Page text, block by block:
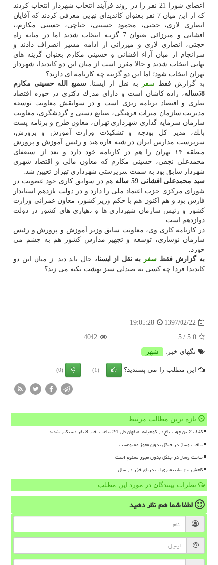
اعضای شورا 21 نفر را در روند فرآیند انتخاب شهردار انتخاب كردند
كه از این میان 7 نفر بعنوان كاندیدای نهایی معرفی كردند كه آقایان
انصاری لاری، حجتی، محمود حسینی، حناچی، حسینی مكارم،،
افشانی و میرزائی بعنوان 7 گزینه انتخاب شدند اما در میانه راه
حجتی، انصاری لاری و میرزائی از ادامه مسیر انصراف دادند و
سرانجام از میان آراء افشانی و حسینی مكارم بعنوان گزینه های
نهایی انتخاب شدند و حالا مقرر است از میان این دو كاندیدا، شهردار
تهران انتخاب شود؛ اما این دو گزینه چه كارنامه ای دارند؟
به گزارش فقط سفر به نقل از ایسنا، سمیع الله حسینی مكارم
58ساله
، زاده كاشان است و دارای مدرك دكتری در حوزه اقتصاد
نظری و اقتصاد برنامه ریزی است و در سوابقش معاونت توسعه
مدیریت سازمان میراث فرهنگی، صنایع دستی و گردشگری، معاونت
سازمان سرمایه گذاری شهرداری تهران، معاون طرح و برنامه پست
بانك، مدیر كل بودجه و تشكیلات وزارت آموزش و پرورش،
سرپرست مدارس ایران در شبه قاره هند و رئیس آموزش و پرورش
منطقه ۱۴ تهران را هم در كارنامه خود دارد و بعد از استعفای
محمدعلی نجفی، حسینی مكارم كه معاون مالی و اقتصاد شهری
شهردار سابق بود به سمت سرپرستی شهرداری تهران تعیین شد.
سید محمدعلی افشانی 59 ساله
هم در سوابق كاری خود عضویت در
شورای مركزی حزب اعتماد ملی را دارد و در دولت یازدهم استاندار
فارس بود و هم اكنون هم با حكم وزیر كشور، معاون عمرانی وزارت
كشور و رئیس سازمان شهرداری ها و دهیاری های كشور در دولت
دوازدهم است.
در كارنامه كاری وی، معاونت سابق وزیر آموزش و پرورش و رئیس
سازمان نوسازی، توسعه و تجهیز مدارس كشور هم به چشم می
خورد.
به گزارش فقط سفر به نقل از ایسنا، حال باید دید از میان این دو
كاندیدا فردا چه كسی به صندلی سبز بهشت تكیه می زند؟
1397/02/22
19:05:28
5.0
/ 5
4042
تگهای خبر:
شهر
این مطلب را می پسندید؟ (1)
(0)
تازه ترین مطالب مرتبط
کشف 2 تن چوب تاغ در کوهپایه اصفهان طی 24 ساعت اخیر 8 نفر دستگیر شدند
ساخت وساز در جنگل بدون مجوز ممنوعست
ساخت وساز در جنگل بدون مجوز ممنوع است
کاهش ۲۰ سانتیمتری آب دریای خزر در سال
نظرات بینندگان در مورد این مطلب
لطفا شما همنظر دهید